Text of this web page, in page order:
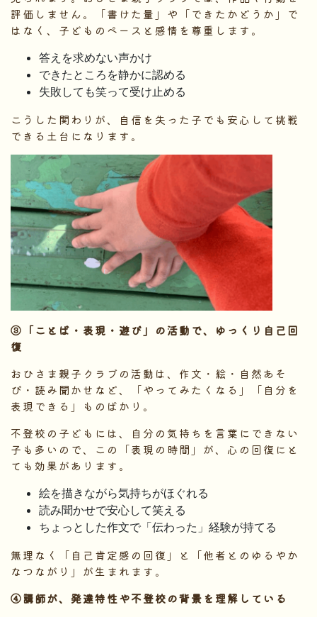
評価しません。「書けた量」や「できたかどうか」で
はなく、子どものペースと感情を尊重します。
答えを求めない声かけ
できたところを静かに認める
失敗しても笑って受け止める
こうした関わりが、自信を失った子でも安心して挑戦
できる土台になります。
③「ことば・表現・遊び」の活動で、ゆっくり自己回
復
おひさま親子クラブの活動は、作文・絵・自然あそ
び・読み聞かせなど、「やってみたくなる」「自分を
表現できる」ものばかり。
不登校の子どもには、自分の気持ちを言葉にできない
子も多いので、この「表現の時間」が、心の回復にと
ても効果があります。
絵を描きながら気持ちがほぐれる
読み聞かせで安心して笑える
ちょっとした作文で「伝わった」経験が持てる
無理なく「自己肯定感の回復」と「他者とのゆるやか
なつながり」が生まれます。
④講師が、発達特性や不登校の背景を理解している